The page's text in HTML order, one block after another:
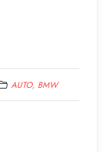
AUTO, BMW